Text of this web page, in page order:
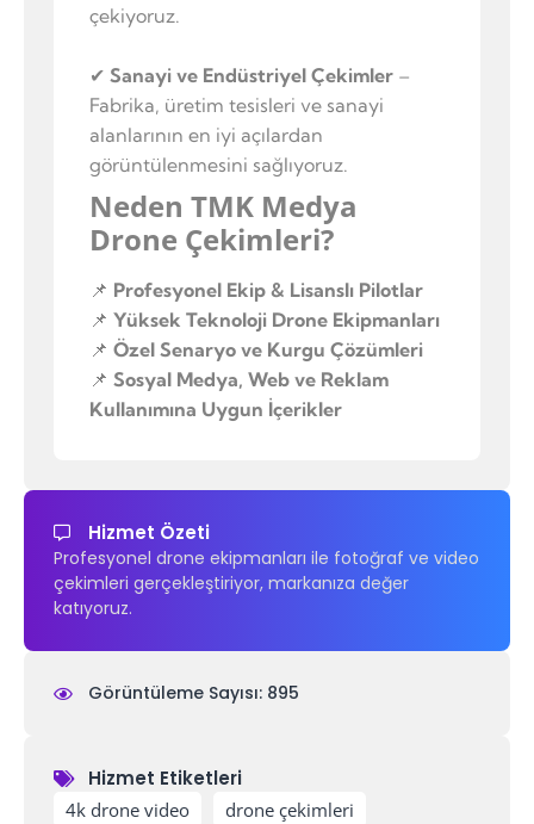
Hizmet Özeti
Profesyonel drone ekipmanları ile fotoğraf ve video
çekimleri gerçekleştiriyor, markanıza değer
katıyoruz.
Görüntüleme Sayısı: 895
Hizmet Etiketleri
4k drone video drone çekimleri
çekiyoruz.
✔ Sanayi ve Endüstriyel Çekimler –
Fabrika, üretim tesisleri ve sanayi
alanlarının en iyi açılardan
görüntülenmesini sağlıyoruz.
Neden TMK Medya
Drone Çekimleri?
📌 Profesyonel Ekip & Lisanslı Pilotlar
📌 Yüksek Teknoloji Drone Ekipmanları
📌 Özel Senaryo ve Kurgu Çözümleri
📌 Sosyal Medya, Web ve Reklam
Kullanımına Uygun İçerikler